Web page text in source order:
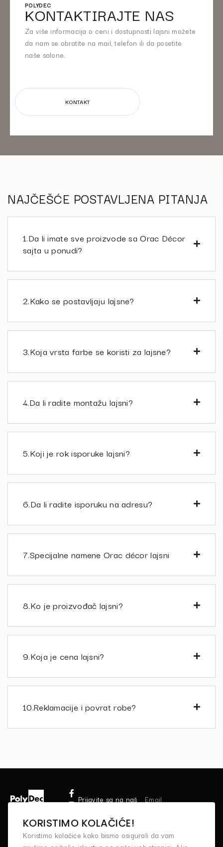
POLYDEC
KONTAKTIRAJTE NAS
Za više informacija o ceni i dostupnosti lajsni možete
da nam se obratite na mail, telefon ili da posetite
naše salone.
KONTAKT
NAJČEŠĆE POSTAVLJENA PITANJA
1.Da li imate sve proizvode sa Orac Décor
sajta u ponudi?
2.Kako se postavljaju lajsne?
3.Koja vrsta farbe se koristi za lajsne?
4.Da li radite montažu lajsni?
5.Koji je rok isporuke lajsni?
6.Da li radite isporuku na adresu?
7.Specijalne namene Orac décor lajsni
8.Ko je proizvođač lajsni?
9.Koja je cena lajsni?
10.Reklamacije i povrat robe?
Prijavite sa na naš
KORISTIMO KOLAČIĆE!
Koristimo kolačiće kako bismo osigurali da vam